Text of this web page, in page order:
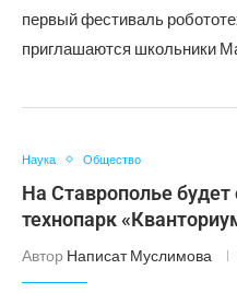
первый фестиваль
приглашаются школьники
Наука Общество
На Ставрополье
технопарк
Автор Написат Муслимова